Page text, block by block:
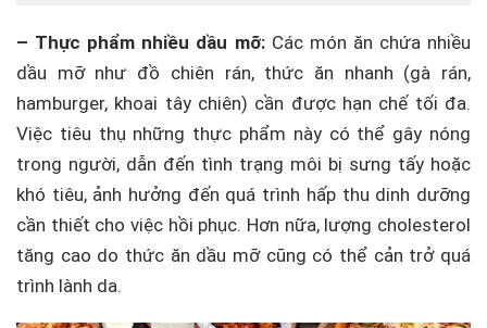
– Thực phẩm nhiều dầu mỡ:Các món ăn chứa nhiều
dầu mỡ như đồ chiên rán, thức ăn nhanh (gà rán,
hamburger, khoai tây chiên) cần được hạn chế tối đa.
Việc tiêu thụ những thực phẩm này có thể gây nóng
trong người, dẫn đến tình trạng môi bị sưng tấy hoặc
khó tiêu, ảnh hưởng đến quá trình hấp thu dinh dưỡng
cần thiết cho việc hồi phục. Hơn nữa, lượng cholesterol
tăng cao do thức ăn dầu mỡ cũng có thể cản trở quá
trình lành da.